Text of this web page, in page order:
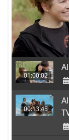
01:00:02
00:13:45